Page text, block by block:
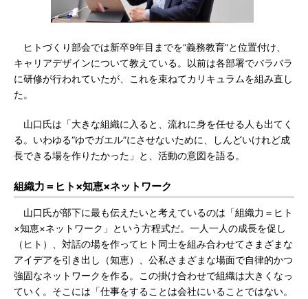
ヒトづくり部会では新卒9年目までを“義務教育”と位置付け、
キャリアデザインについて教えている。以前は各部署でバラバラ
に研修が行われていたが、これを束ねてカリキュラムを組み直し
た。
山口氏は「大きな組織に入ると、流れに身を任せる人も出てく
る。いわゆる“ゆでガエル”にさせないために、しんどいけれど成
長できる場を作りたかった」と、活動の意図を語る。
組織力＝ヒト×知恵×ネットワーク
山口氏が部下に最も伝えたいと考えているのは「組織力＝ヒト
×知恵×ネットワーク」という方程式だ。一人一人の成長を促し
（ヒト）、対話の場を作ってヒト同士を組み合わせてさまざまな
アイデアを引き出し（知恵）、公私さまざまな場面で自律的かつ
強固なネットワークを作る。この掛け合わせで組織は大きくなっ
ていく。そこには「仕事をすることは会社にいることではない。